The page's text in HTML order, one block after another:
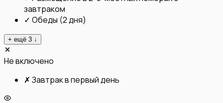
завтраком
✓ Обеды (2 дня)
+ ещё 3 ↓
Не включено
✗ Завтрак в первый день